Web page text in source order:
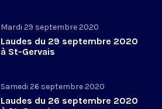
Mardi 29 septembre 2020
Laudes du 29 septembre 2020
à St-Gervais
Samedi 26 septembre 2020
Laudes du 26 septembre 2020